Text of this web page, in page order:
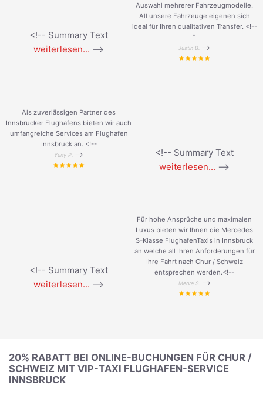
<!-- Summary Text
weiterlesen... -->
Auswahl mehrerer Fahrzeugmodelle.
All unsere Fahrzeuge eigenen sich
ideal für Ihren qualitativen Transfer. <!--
”
Justin B. -->
Als zuverlässigen Partner des
Innsbrucker Flughafens bieten wir auch
umfangreiche Services am Flughafen
Innsbruck an. <!--
Yuriy P. -->
<!-- Summary Text
weiterlesen... -->
<!-- Summary Text
weiterlesen... -->
Für hohe Ansprüche und maximalen
Luxus bieten wir Ihnen die Mercedes
S-Klasse FlughafenTaxis in Innsbruck
an welche all Ihren Anforderungen für
Ihre Fahrt nach Chur / Schweiz
entsprechen werden.<!--
Merve S. -->
20% RABATT BEI ONLINE-BUCHUNGEN FÜR CHUR /
SCHWEIZ MIT VIP-TAXI FLUGHAFEN-SERVICE
INNSBRUCK